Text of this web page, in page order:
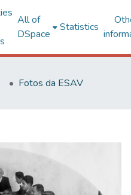
All of
DSpace
Statistics
Fotos da ESAV